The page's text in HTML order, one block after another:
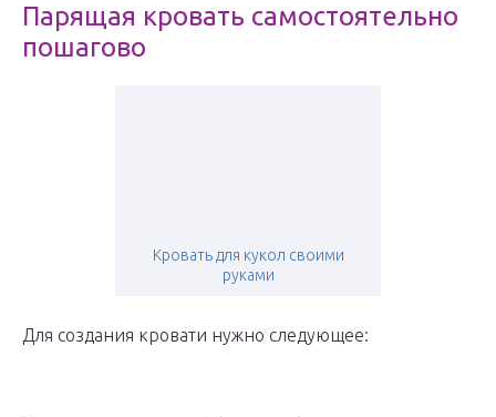
Парящая кровать самостоятельно
пошагово
Кровать для кукол своими
руками
Для создания кровати нужно следующее: